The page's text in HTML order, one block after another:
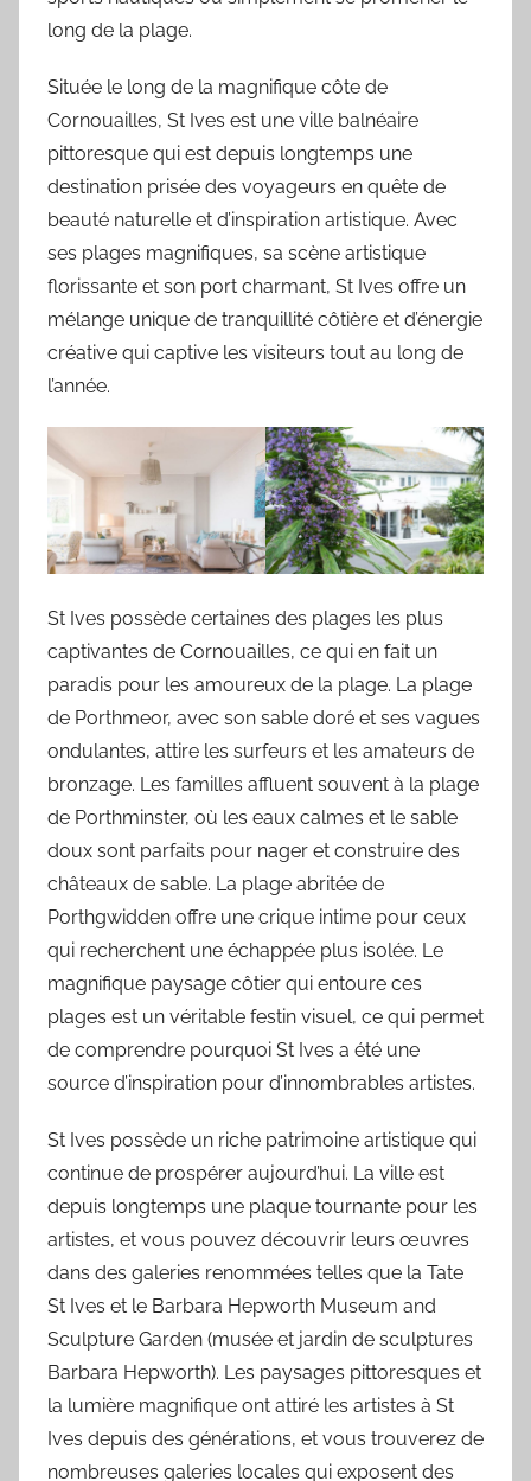
long de la plage.
Située le long de la magnifique côte de
Cornouailles, St Ives est une ville balnéaire
pittoresque qui est depuis longtemps une
destination prisée des voyageurs en quête de
beauté naturelle et d’inspiration artistique. Avec
ses plages magnifiques, sa scène artistique
florissante et son port charmant, St Ives offre un
mélange unique de tranquillité côtière et d’énergie
créative qui captive les visiteurs tout au long de
l’année.
St Ives possède certaines des plages les plus
captivantes de Cornouailles, ce qui en fait un
paradis pour les amoureux de la plage. La plage
de Porthmeor, avec son sable doré et ses vagues
ondulantes, attire les surfeurs et les amateurs de
bronzage. Les familles affluent souvent à la plage
de Porthminster, où les eaux calmes et le sable
doux sont parfaits pour nager et construire des
châteaux de sable. La plage abritée de
Porthgwidden offre une crique intime pour ceux
qui recherchent une échappée plus isolée. Le
magnifique paysage côtier qui entoure ces
plages est un véritable festin visuel, ce qui permet
de comprendre pourquoi St Ives a été une
source d’inspiration pour d’innombrables artistes.
St Ives possède un riche patrimoine artistique qui
continue de prospérer aujourd’hui. La ville est
depuis longtemps une plaque tournante pour les
artistes, et vous pouvez découvrir leurs œuvres
dans des galeries renommées telles que la Tate
St Ives et le Barbara Hepworth Museum and
Sculpture Garden (musée et jardin de sculptures
Barbara Hepworth). Les paysages pittoresques et
la lumière magnifique ont attiré les artistes à St
Ives depuis des générations, et vous trouverez de
nombreuses galeries locales qui exposent des